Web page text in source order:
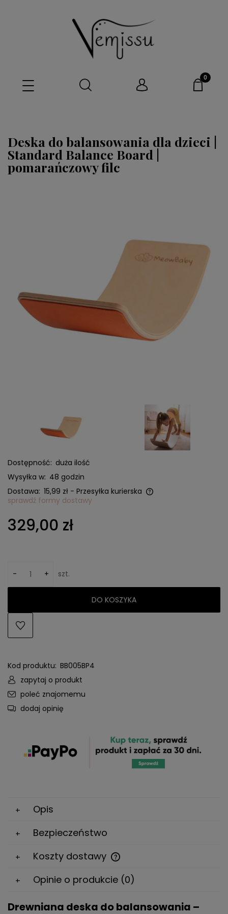
Deska do balansowania dla dzieci |
Standard Balance Board |
pomarańczowy filc
Dostępność: duża ilość
Wysyłka w: 48 godzin
Dostawa: 15,99 zł - Przesyłka kurierska
Cena nie zawiera ewentualnych kosztów płatności
sprawdź formy dostawy
329,00 zł
- + szt.
DO KOSZYKA
Kod produktu: BB005BP4
zapytaj o produkt
poleć znajomemu
dodaj opinię
Opis
Bezpieczeństwo
Koszty dostawy
Cena nie zawiera ewentualnych kosztów płatności
Opinie o produkcie (0)
Drewniana deska do balansowania –